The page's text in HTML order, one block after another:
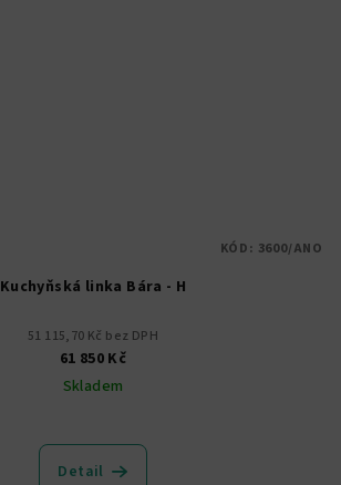
Kuchyňská linka Bára - H
51 115,70 Kč bez DPH
61 850 Kč
Skladem
hodnocení
produktu
Detail
KÓD: 3600/ANO